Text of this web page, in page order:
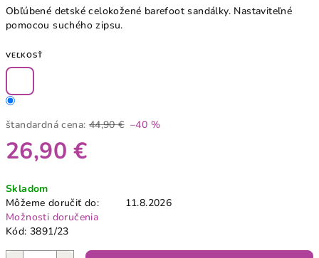
Obľúbené detské celokožené barefoot sandálky. Nastaviteľné
pomocou suchého zipsu.
VEĽKOSŤ
štandardná cena: 44,90 € –40 %
26,90 €
cena:
Skladom
Môžeme doručiť do:
11.8.2026
Možnosti doručenia
Kód: 3891/23